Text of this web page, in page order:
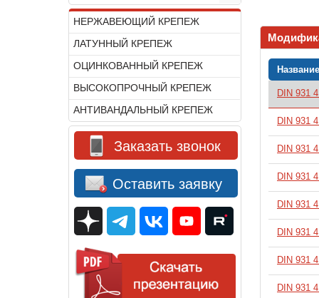
НЕРЖАВЕЮЩИЙ КРЕПЕЖ
ЛАТУННЫЙ КРЕПЕЖ
ОЦИНКОВАННЫЙ КРЕПЕЖ
ВЫСОКОПРОЧНЫЙ КРЕПЕЖ
АНТИВАНДАЛЬНЫЙ КРЕПЕЖ
Заказать звонок
Оставить заявку
Название
DIN 931
В корзину
DIN 931
В корзину
DIN 931
В корзину
DIN 931
В корзину
DIN 931
В корзину
DIN 931
В корзину
DIN 931
В корзину
DIN 931
В корзину